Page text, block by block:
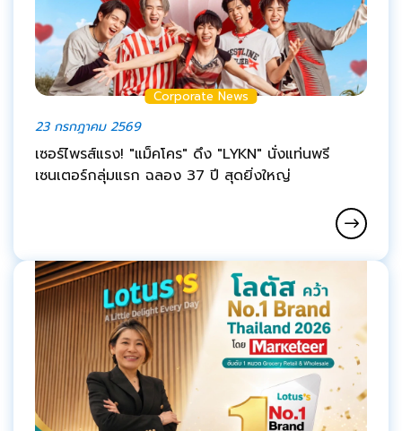
Corporate News
23 กรกฎาคม 2569
เซอร์ไพรส์แรง! "แม็คโคร" ดึง "LYKN" นั่งแท่นพรี
เซนเตอร์กลุ่มแรก ฉลอง 37 ปี สุดยิ่งใหญ่